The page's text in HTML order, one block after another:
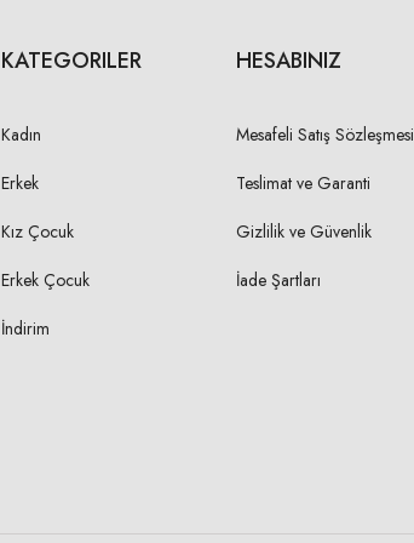
KATEGORILER
Kadın
Erkek
Kız Çocuk
Erkek Çocuk
İndirim
HESABINIZ
Mesafeli Satış Sözleşmesi
Teslimat ve Garanti
Gizlilik ve Güvenlik
İade Şartları